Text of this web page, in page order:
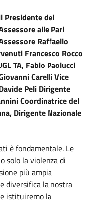
Presidente del
alle Pari
Raffaello
Francesco Rocco
TA, Fabio Paolucci
Carelli Vice
Peli Dirigente
Coordinatrice del
Dirigente Nazionale
è fondamentale. Le
solo la violenza di
più ampia
diversifica la nostra
istituiremo la